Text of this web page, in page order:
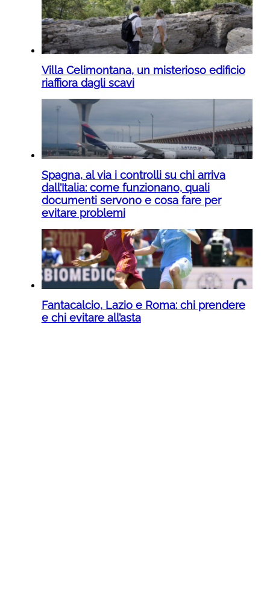
Villa Celimontana, un misterioso edificio
riaffiora dagli scavi
Spagna, al via i controlli su chi arriva
dall’Italia: come funzionano, quali
documenti servono e cosa fare per
evitare problemi
Fantacalcio, Lazio e Roma: chi prendere
e chi evitare all’asta